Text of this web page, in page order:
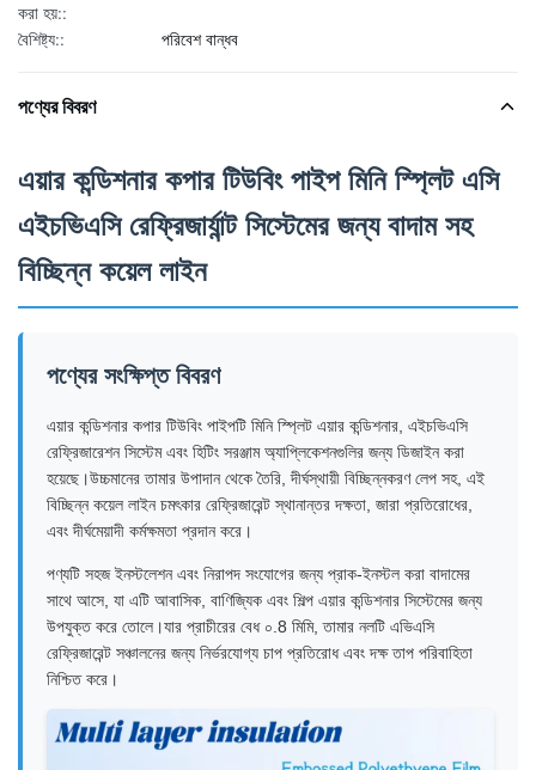
করা হয়::
বৈশিষ্ট্য:: পরিবেশ বান্ধব
পণ্যের বিবরণ
এয়ার কন্ডিশনার কপার টিউবিং পাইপ মিনি স্প্লিট এসি
এইচভিএসি রেফ্রিজার্যান্ট সিস্টেমের জন্য বাদাম সহ
বিচ্ছিন্ন কয়েল লাইন
পণ্যের সংক্ষিপ্ত বিবরণ
এয়ার কন্ডিশনার কপার টিউবিং পাইপটি মিনি স্প্লিট এয়ার কন্ডিশনার, এইচভিএসি
রেফ্রিজারেশন সিস্টেম এবং হিটিং সরঞ্জাম অ্যাপ্লিকেশনগুলির জন্য ডিজাইন করা
হয়েছে।উচ্চমানের তামার উপাদান থেকে তৈরি, দীর্ঘস্থায়ী বিচ্ছিন্নকরণ লেপ সহ, এই
বিচ্ছিন্ন কয়েল লাইন চমৎকার রেফ্রিজারেন্ট স্থানান্তর দক্ষতা, জারা প্রতিরোধের,
এবং দীর্ঘমেয়াদী কর্মক্ষমতা প্রদান করে।
পণ্যটি সহজ ইনস্টলেশন এবং নিরাপদ সংযোগের জন্য প্রাক-ইনস্টল করা বাদামের
সাথে আসে, যা এটি আবাসিক, বাণিজ্যিক এবং শিল্প এয়ার কন্ডিশনার সিস্টেমের জন্য
উপযুক্ত করে তোলে।যার প্রাচীরের বেধ ০.8 মিমি, তামার নলটি এভিএসি
রেফ্রিজারেন্ট সঞ্চালনের জন্য নির্ভরযোগ্য চাপ প্রতিরোধ এবং দক্ষ তাপ পরিবাহিতা
নিশ্চিত করে।